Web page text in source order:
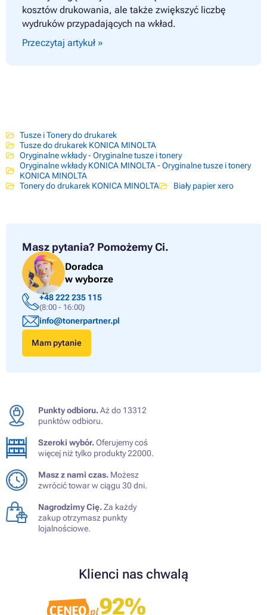
kosztów drukowania, ale także zwiększyć liczbę
wydruków przypadających na wkład.
Przeczytaj artykuł »
Tusze i Tonery do drukarek
Tusze do drukarek KONICA MINOLTA
Oryginalne wkłady - Oryginalne tusze i tonery
Oryginalne wkłady KONICA MINOLTA - Oryginalne tusze i tonery
KONICA MINOLTA
Tonery do drukarek KONICA MINOLTA
Biały papier xero
Masz pytania? Pomożemy Ci.
Doradca
w wyborze
+48 222 235 115
(8:00 - 16:00)
info@tonerpartner.pl
Mam pytanie
Punkty odbioru.Aż do 13312
punktów odbioru.
Szeroki wybór.Oferujemy coś
więcej niż tylko produkty 22000.
Masz z nami czas. Możesz
zwrócić towar w ciągu 30 dni.
Nagrodzimy Cię.Za każdy
zakup otrzymasz punkty
lojalnościowe.
Klienci nas chwalą
92%